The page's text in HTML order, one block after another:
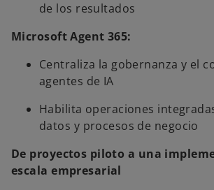
de los resultados
Microsoft Agent 365:
Centraliza la gobernanza y el
agentes de IA
Habilita operaciones
datos y procesos de negocio
De proyectos piloto a una
escala empresarial